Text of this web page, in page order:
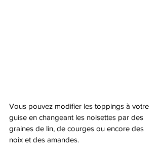
Vous pouvez modifier les toppings à votre
guise en changeant les noisettes par des
graines de lin, de courges ou encore des
noix et des amandes.